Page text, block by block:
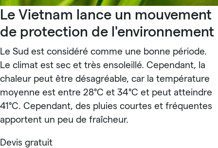
Le Vietnam lance un mouvement
de protection de l'environnement
Le Sud est considéré comme une bonne période.
Le climat est sec et très ensoleillé. Cependant, la
chaleur peut être désagréable, car la température
moyenne est entre 28°C et 34°C et peut atteindre
41°C. Cependant, des pluies courtes et fréquentes
apportent un peu de fraîcheur.
Devis gratuit